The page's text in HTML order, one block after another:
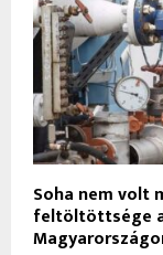
Soha nem volt
feltöltöttsége